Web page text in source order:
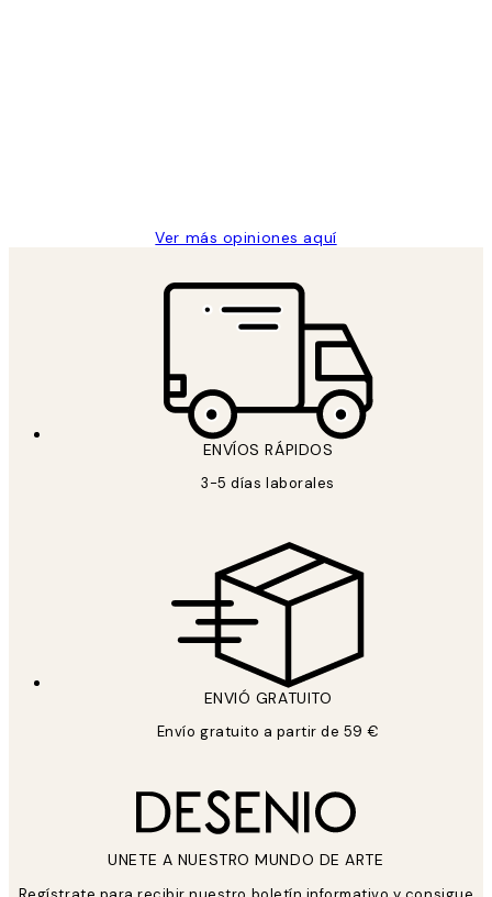
Ver más opiniones aquí
ENVÍOS RÁPIDOS
3-5 días laborales
ENVIÓ GRATUITO
Envío gratuito a partir de 59 €
UNETE A NUESTRO MUNDO DE ARTE